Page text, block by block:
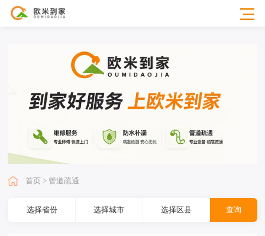
首页 > 管道疏通
选择省份 选择城市 选择区县 查询